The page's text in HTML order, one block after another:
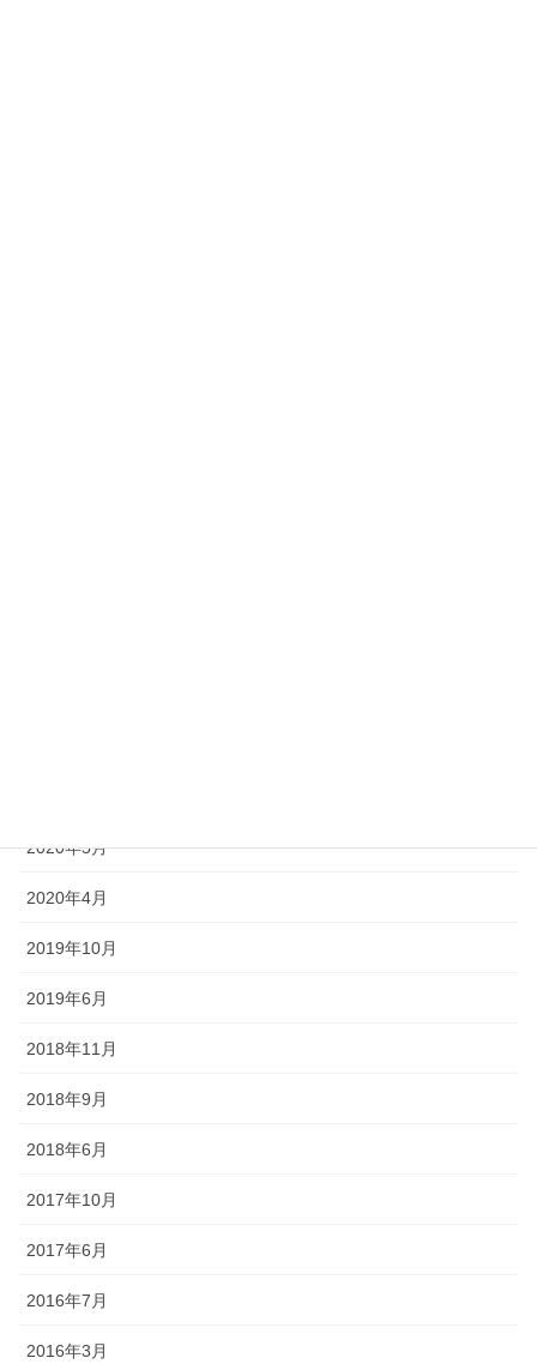
2020年5月
2020年4月
2019年10月
2019年6月
2018年11月
2018年9月
2018年6月
2017年10月
2017年6月
2016年7月
2016年3月